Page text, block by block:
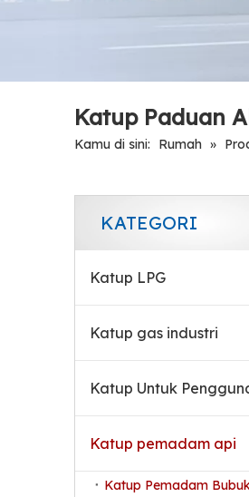
Katup Paduan
Kamu di sini: Rumah »
KATEGORI
Katup LPG
Katup gas industri
Katup pemadam api
Katup Pemadam